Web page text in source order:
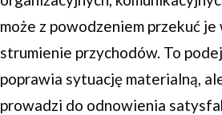
może z powodzeniem przekuć
strumienie przychodów. To
poprawia sytuację materialną,
prowadzi do odnowienia